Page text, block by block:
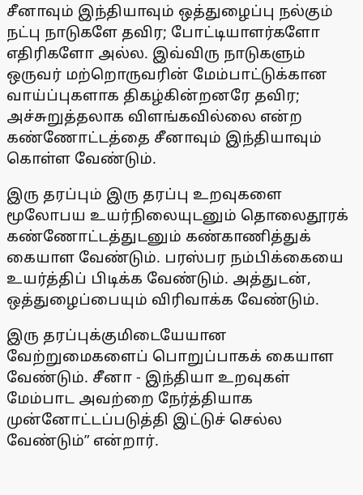
சீனாவும் இந்தியாவும் ஒத்துழைப்பு நல்கும்
நட்பு நாடுகளே தவிர; போட்டியாளர்களோ
எதிரிகளோ அல்ல. இவ்விரு நாடுகளும்
ஒருவர் மற்றொருவரின் மேம்பாட்டுக்கான
வாய்ப்புகளாக திகழ்கின்றனரே தவிர;
அச்சுறுத்தலாக விளங்கவில்லை என்ற
கண்ணோட்டத்தை சீனாவும் இந்தியாவும்
கொள்ள வேண்டும்.
இரு தரப்பும் இரு தரப்பு உறவுகளை
மூலோபய உயர்நிலையுடனும் தொலைதூரக்
கண்ணோட்டத்துடனும் கண்காணித்துக்
கையாள வேண்டும். பரஸ்பர நம்பிக்கையை
உயர்த்திப் பிடிக்க வேண்டும். அத்துடன்,
ஒத்துழைப்பையும் விரிவாக்க வேண்டும்.
இரு தரப்புக்குமிடையேயான
வேற்றுமைகளைப் பொறுப்பாகக் கையாள
வேண்டும். சீனா - இந்தியா உறவுகள்
மேம்பாட அவற்றை நேர்த்தியாக
முன்னோட்டப்படுத்தி இட்டுச் செல்ல
வேண்டும்” என்றார்.